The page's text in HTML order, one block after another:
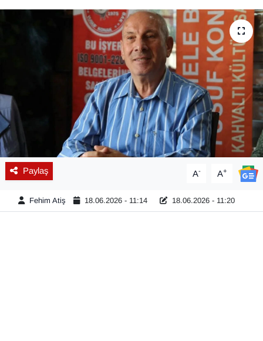
Paylaş A- A+
Fehim Atiş 18.06.2026 - 11:14 18.06.2026 - 11:20
Deprem
Dernekler, Odalar
EKONOMİ
Son Dakika Haberleri
Haber Arşivi